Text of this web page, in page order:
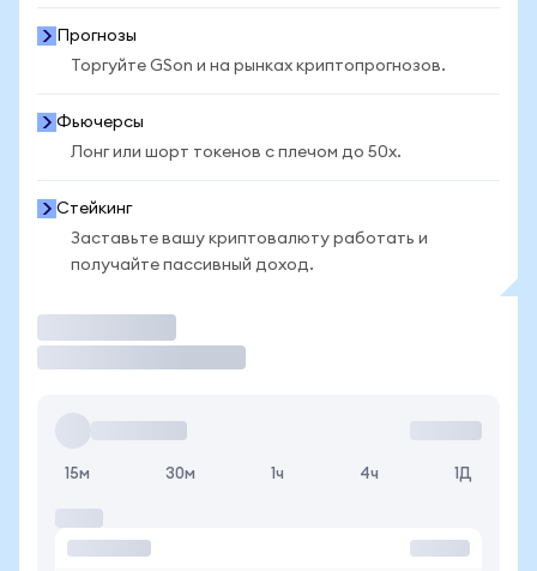
Прогнозы
Торгуйте GSon и на рынках криптопрогнозов.
Фьючерсы
Лонг или шорт токенов с плечом до 50x.
Стейкинг
Заставьте вашу криптовалюту работать и
получайте пассивный доход.
15м 30м 1ч 4ч 1Д